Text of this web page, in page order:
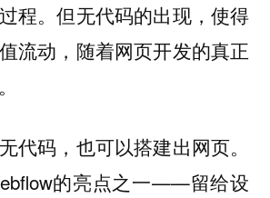
程。但无代码的出现，使得
流动，随着网页开发的真正
代码，也可以搭建出网页。
的亮点之一——留给设